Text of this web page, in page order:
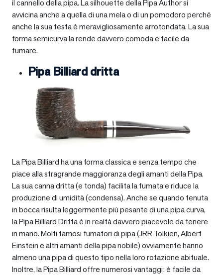
il cannello della pipa. La silhouette della Pipa Author si
avvicina anche a quella di una mela o di un pomodoro perché
anche la sua testa è meravigliosamente arrotondata. La sua
forma semicurva la rende davvero comoda e facile da
fumare.
Pipa Billiard dritta
La Pipa Billiard ha una forma classica e senza tempo che
piace alla stragrande maggioranza degli amanti della Pipa.
La sua canna dritta (e tonda) facilita la fumata e riduce la
produzione di umidità (condensa). Anche se quando tenuta
in bocca risulta leggermente più pesante di una pipa curva,
la Pipa Billiard Dritta è in realtà davvero piacevole da tenere
in mano. Molti famosi fumatori di pipa (JRR Tolkien, Albert
Einstein e altri amanti della pipa nobile) ovviamente hanno
almeno una pipa di questo tipo nella loro rotazione abituale.
Inoltre, la Pipa Billiard offre numerosi vantaggi: è facile da